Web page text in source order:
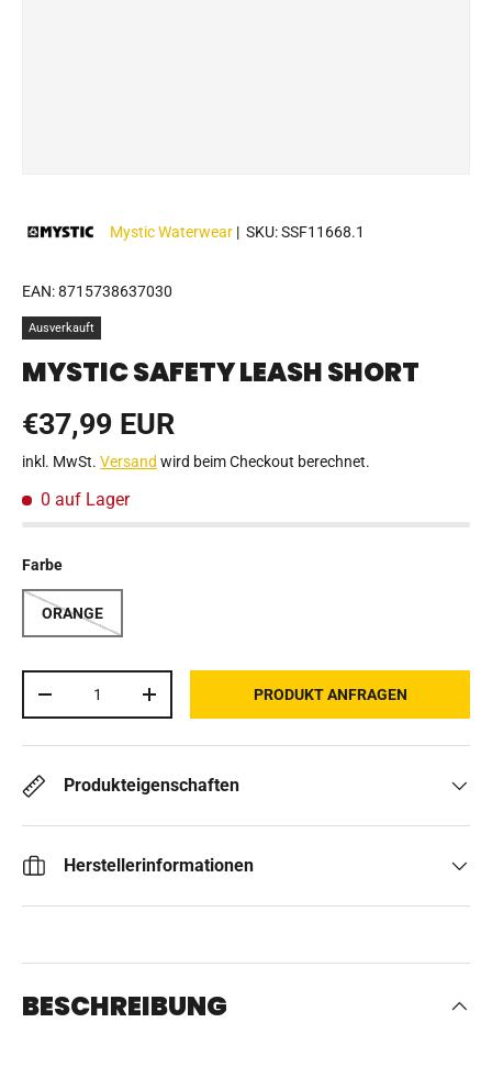
Mystic Waterwear | SKU:SSF11668.1
EAN:8715738637030
Ausverkauft
MYSTIC SAFETY LEASH SHORT
Normaler Preis
€37,99 EUR
inkl. MwSt. Versand wird beim Checkout berechnet.
0 auf Lager
Farbe
ORANGE
MENGE VERRINGERNMENGE ERHÖHENPRODUKT ANFRAGEN
Produkteigenschaften
Herstellerinformationen
BESCHREIBUNG